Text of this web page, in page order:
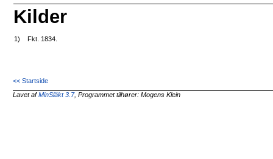
Kilder
1) Fkt. 1834.
<< Startside
Lavet afMinSläkt 3.7, Programmet tilhører: Mogens Klein